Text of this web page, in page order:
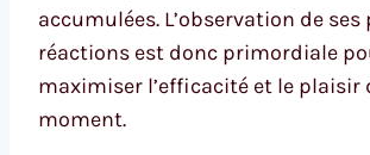
accumulées. L’observation de ses
réactions est donc primordiale
maximiser l’efficacité et le plaisir
moment.